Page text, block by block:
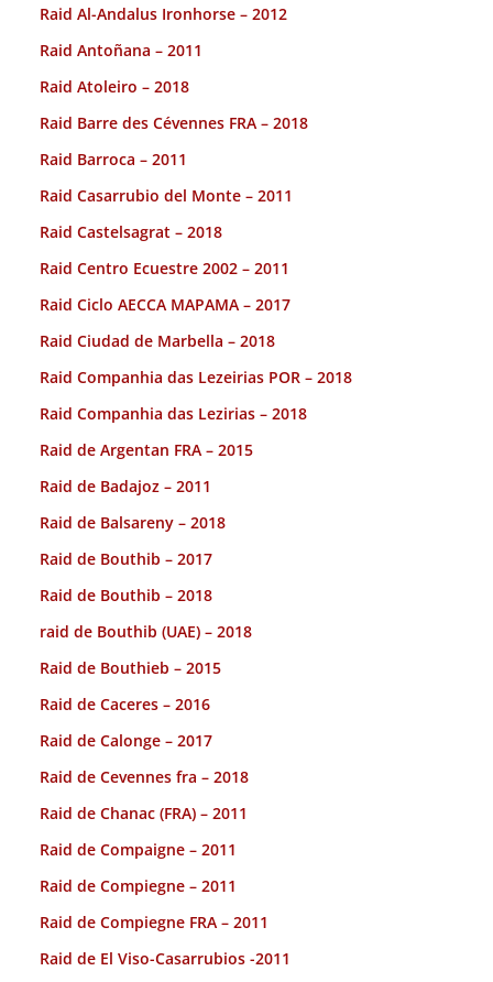
Raid Al-Andalus Ironhorse – 2012
Raid Antoñana – 2011
Raid Atoleiro – 2018
Raid Barre des Cévennes FRA – 2018
Raid Barroca – 2011
Raid Casarrubio del Monte – 2011
Raid Castelsagrat – 2018
Raid Centro Ecuestre 2002 – 2011
Raid Ciclo AECCA MAPAMA – 2017
Raid Ciudad de Marbella – 2018
Raid Companhia das Lezeirias POR – 2018
Raid Companhia das Lezirias – 2018
Raid de Argentan FRA – 2015
Raid de Badajoz – 2011
Raid de Balsareny – 2018
Raid de Bouthib – 2017
Raid de Bouthib – 2018
raid de Bouthib (UAE) – 2018
Raid de Bouthieb – 2015
Raid de Caceres – 2016
Raid de Calonge – 2017
Raid de Cevennes fra – 2018
Raid de Chanac (FRA) – 2011
Raid de Compaigne – 2011
Raid de Compiegne – 2011
Raid de Compiegne FRA – 2011
Raid de El Viso-Casarrubios -2011